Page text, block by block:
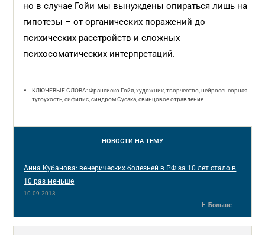
но в случае Гойи мы вынуждены опираться лишь на
гипотезы – от органических поражений до
психических расстройств и сложных
психосоматических интерпретаций.
КЛЮЧЕВЫЕ СЛОВА: Франсиско Гойя, художник, творчество, нейросенсорная
тугоухость, сифилис, синдром Сусака, свинцовое отравление
НОВОСТИ НА ТЕМУ
Анна Кубанова: венерических болезней в РФ за 10 лет стало в
10 раз меньше
10.09.2013
Больше